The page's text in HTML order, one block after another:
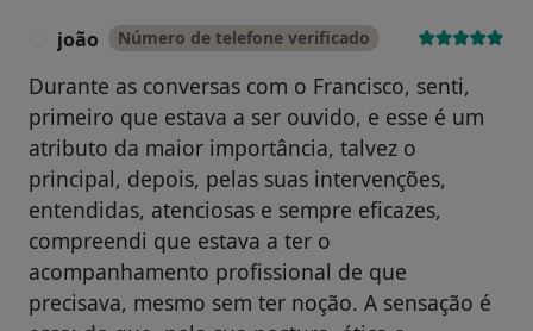
joão Número de telefone verificado
Durante as conversas com o Francisco, senti,
primeiro que estava a ser ouvido, e esse é um
atributo da maior importância, talvez o
principal, depois, pelas suas intervenções,
entendidas, atenciosas e sempre eficazes,
compreendi que estava a ter o
acompanhamento profissional de que
precisava, mesmo sem ter noção. A sensação é